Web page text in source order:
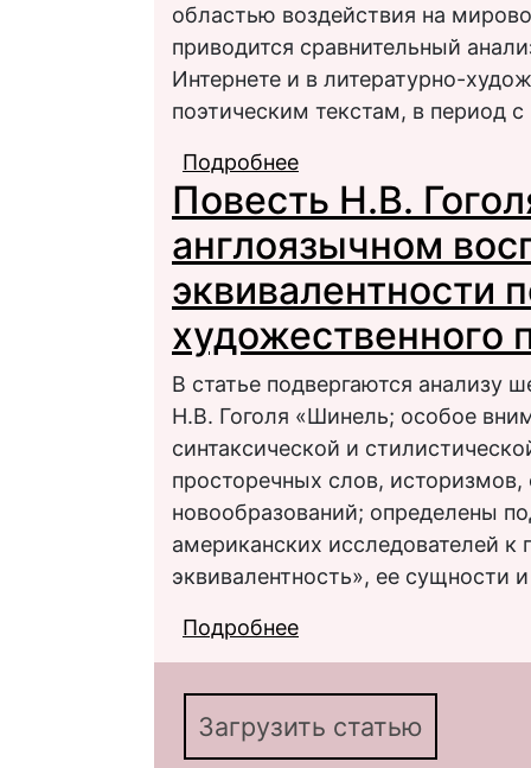
областью воздействия на
приводится сравнительный
Интернете и в литературно-
поэтическим текстам, в период
Подробнее
литературной
Повесть Н.В.
англоязычном
эквивалентности
художественного
В статье подвергаются анализу
Н.В. Гоголя «Шинель; особое
синтаксической и
просторечных слов,
новообразований; определены
американских исследователей к
эквивалентность», ее сущности
Подробнее
проблема
произведения
Загрузить статью